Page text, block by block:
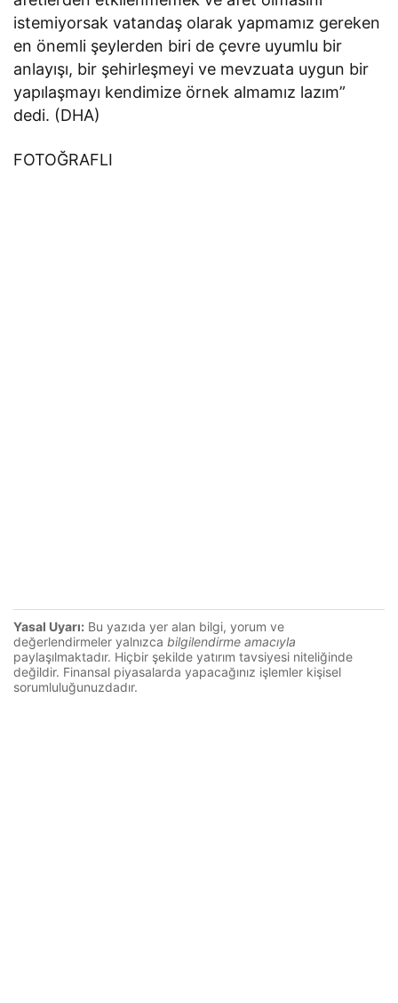
istemiyorsak vatandaş olarak yapmamız gereken
en önemli şeylerden biri de çevre uyumlu bir
anlayışı, bir şehirleşmeyi ve mevzuata uygun bir
yapılaşmayı kendimize örnek almamız lazım”
dedi. (DHA)
FOTOĞRAFLI
Yasal Uyarı: Bu yazıda yer alan bilgi, yorum ve
değerlendirmeler yalnızca bilgilendirme amacıyla
paylaşılmaktadır. Hiçbir şekilde yatırım tavsiyesi niteliğinde
değildir. Finansal piyasalarda yapacağınız işlemler kişisel
sorumluluğunuzdadır.